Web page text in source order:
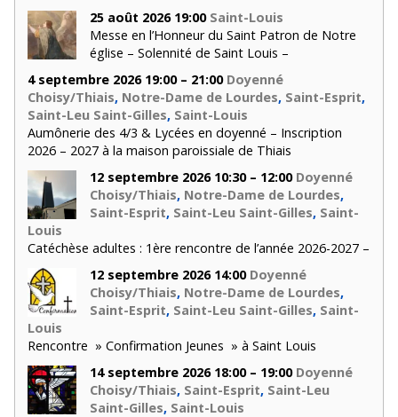
25 août 2026 19:00 Saint-Louis
Messe en l’Honneur du Saint Patron de Notre
église – Solennité de Saint Louis –
4 septembre 2026 19:00 – 21:00 Doyenné
Choisy/Thiais, Notre-Dame de Lourdes, Saint-Esprit,
Saint-Leu Saint-Gilles, Saint-Louis
Aumônerie des 4/3 & Lycées en doyenné – Inscription
2026 – 2027 à la maison paroissiale de Thiais
12 septembre 2026 10:30 – 12:00 Doyenné
Choisy/Thiais, Notre-Dame de Lourdes,
Saint-Esprit, Saint-Leu Saint-Gilles, Saint-
Louis
Catéchèse adultes : 1ère rencontre de l’année 2026-2027 –
12 septembre 2026 14:00 Doyenné
Choisy/Thiais, Notre-Dame de Lourdes,
Saint-Esprit, Saint-Leu Saint-Gilles, Saint-
Louis
Rencontre » Confirmation Jeunes » à Saint Louis
14 septembre 2026 18:00 – 19:00 Doyenné
Choisy/Thiais, Saint-Esprit, Saint-Leu
Saint-Gilles, Saint-Louis